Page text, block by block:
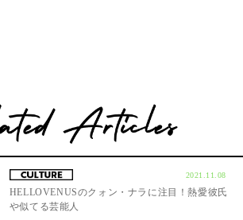
2021.11.08
HELLOVENUSのクォン・ナラに注目！熱愛彼氏
や似てる芸能人